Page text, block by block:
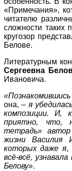
«Примечания»,
читателю
сложности таких
кругозор
Белове.
Литературным
Сергеевна
Ивановича.
она, – я
композиции. И,
приятно, что,
тетрадь»
жизни Василия
которых даже я,
всё-всё,
Белову».